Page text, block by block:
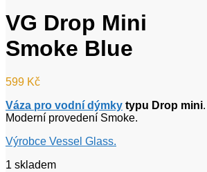
VG Drop Mini
Smoke Blue
599 Kč
Váza pro vodní dýmky typu Drop mini.
Moderní provedení Smoke.
Výrobce Vessel Glass.
1 skladem